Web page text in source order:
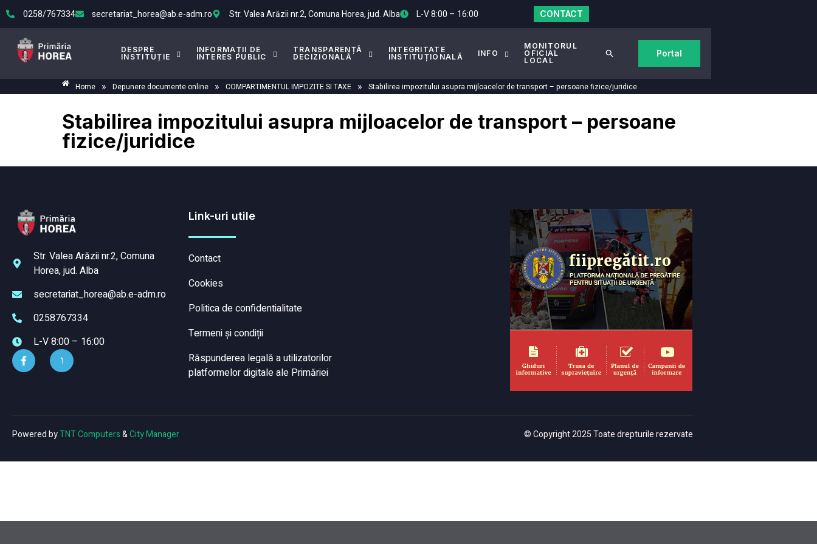
0258/767334 secretariat_horea@ab.e-adm.ro Str. Valea Arăzii nr.2, Comuna Horea, jud. Alba L-V 8:00 – 16:00 CONTACT
DESPRE
INSTITUȚIE
INFORMAȚII DE
INTERES PUBLIC
TRANSPARENȚĂ
DECIZIONALĂ
INTEGRITATE
INSTITUȚIONALĂ
INFO
MONITORUL
OFICIAL
LOCAL
Portal
Home » Depunere documente online » COMPARTIMENTUL IMPOZITE SI TAXE » Stabilirea impozitului asupra mijloacelor de transport – persoane fizice/juridice
Stabilirea impozitului asupra mijloacelor de transport – persoane
fizice/juridice
Str. Valea Arăzii nr.2, Comuna
Horea, jud. Alba
secretariat_horea@ab.e-adm.ro
0258767334
L-V 8:00 – 16:00
Link-uri utile
Contact
Cookies
Politica de confidentialitate
Termeni și condiții
Răspunderea legală a utilizatorilor
platformelor digitale ale Primăriei
Powered byTNT Computers&City Manager © Copyright 2025 Toate drepturile rezervate